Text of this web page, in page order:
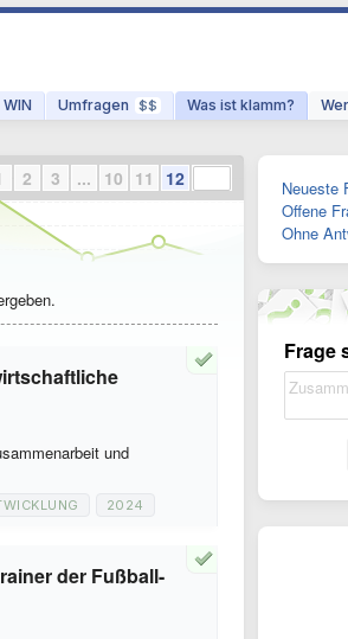
WIN Umfragen $$ Was ist klamm?
und
2024
der Fußball-
2 3 ... 10 11 12
Neueste
Offene
Ohne
Frage